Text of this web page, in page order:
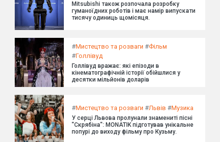
Mitsubishi також розпочала розробку
гуманоїдних роботів і має намір випускати
тисячу одиниць щомісяця.
#Мистецтво та розваги #Фільм
#Голлівуд
Голлівуд вражає: які епізоди в
кінематографічній історії обійшлися у
десятки мільйонів доларів
#Мистецтво та розваги #Львів #Музика
У серці Львова пролунали знамениті пісні
"Скрябіна": MONATIK підготував унікальне
попурі до виходу фільму про Кузьму.